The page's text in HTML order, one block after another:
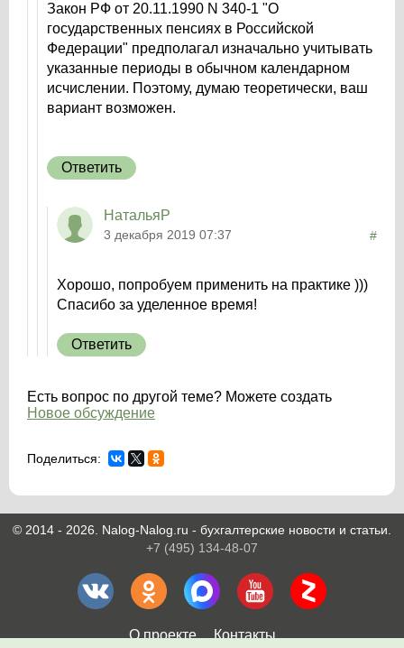
Закон РФ от 20.11.1990 N 340-1 "О
государственных пенсиях в Российской
Федерации" предполагал изначально учитывать
указанные периоды в обычном календарном
исчислении. Поэтому, думаю теоретически, ваш
вариант возможен.
Ответить
НатальяР
3 декабря 2019 07:37 #
Хорошо, попробуем применить на практике )))
Спасибо за уделенное время!
Ответить
Есть вопрос по другой теме? Можете создать
Новое обсуждение
Поделиться:
© 2014 - 2026. Nalog-Nalog.ru - бухгалтерские новости и статьи.
+7 (495) 134-48-07
О проекте Контакты